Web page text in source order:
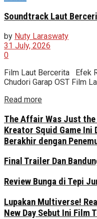
Soundtrack Laut
by Nuty Laraswaty
31 July, 2026
0
Film Laut Bercerita Efek
Chudori Garap OST Film
Read more
The Affair Was Just
Kreator Squid Game
Berakhir dengan
Final Trailer Dan
Review Bunga di Tepi
Lupakan Multiverse!
New Day Sebut Ini Film